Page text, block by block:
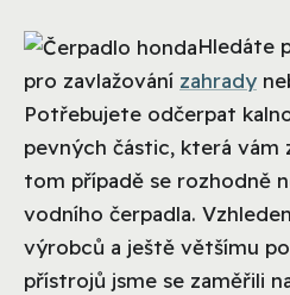
Hledáte
pro zavlažování zahrady
Potřebujete odčerpat
pevných částic, která vám
tom případě se rozhodně
vodního čerpadla.
výrobců a ještě většímu
přístrojů jsme se zaměřili